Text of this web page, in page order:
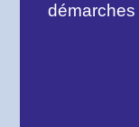
démarches